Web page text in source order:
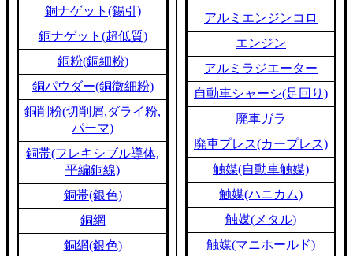
銅ナゲット(錫引)
銅ナゲット(超低質)
銅粉(銅細粉)
銅パウダー(銅微細粉)
銅削粉(切削屑,ダライ粉,
パーマ)
銅帯(フレキシブル導体,
平編銅線)
銅帯(銀色)
銅網
銅網(銀色)
アルミエンジンコロ
エンジン
アルミラジエーター
自動車シャーシ(足回り)
廃車ガラ
廃車プレス(カープレス)
触媒(自動車触媒)
触媒(ハニカム)
触媒(メタル)
触媒(マニホールド)